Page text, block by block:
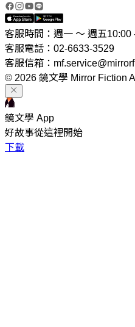
客服時間：週一 ～ 週五10:00
客服電話：02-6633-3529
客服信箱：
© 2026 鏡文學 Mirror Fiction
鏡文學 App
好故事從這裡開始
下載